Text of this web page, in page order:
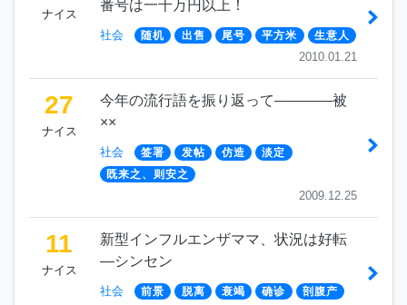
ナイス
番号は一千万円以上！
社会 随机 出售 尾号 平方米 生意人
2010.01.21
27
ナイス
今年の流行語を振り返って————被
××
社会 签署 发帖 仿造
淡定
既来之、则安之
2009.12.25
11
ナイス
新型インフルエンザママ、状況は好転
―シンセン
社会 前景 脱离 衰竭 确诊 剖腹产